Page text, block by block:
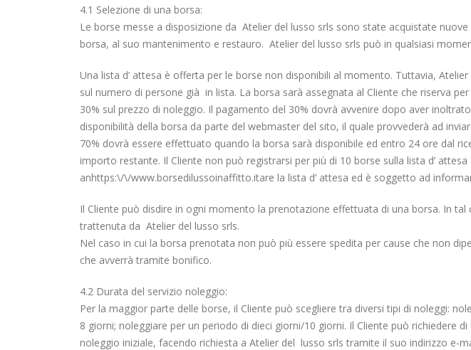
4.1 Selezione di una borsa:
Le borse messe a disposizione da Atelier del lusso srls sono state acquistate
borsa, al suo mantenimento e restauro. Atelier del lusso srls può in qualsiasi
Una lista d’ attesa è offerta per le borse non disponibili al momento. Tuttavia,
sul numero di persone già in lista. La borsa sarà assegnata al Cliente che riserva
30% sul prezzo di noleggio. Il pagamento del 30% dovrà avvenire dopo aver
disponibilità della borsa da parte del webmaster del sito, il quale provvederà ad
70% dovrà essere effettuato quando la borsa sarà disponibile ed entro 24 ore dal
importo restante. Il Cliente non può registrarsi per più di 10 borse sulla lista d’
anhttps:\/\/www.borsedilussoinaffitto.itare la lista d’ attesa ed è soggetto ad
Il Cliente può disdire in ogni momento la prenotazione effettuata di una borsa. In
trattenuta da Atelier del lusso srls.
Nel caso in cui la borsa prenotata non può più essere spedita per cause che non
che avverrà tramite bonifico.
4.2 Durata del servizio noleggio:
Per la maggior parte delle borse, il Cliente può scegliere tra diversi tipi di noleggi:
8 giorni; noleggiare per un periodo di dieci giorni/10 giorni. Il Cliente può richiedere
noleggio iniziale, facendo richiesta a Atelier del lusso srls tramite il suo indirizzo e-